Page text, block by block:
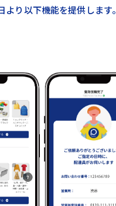
より以下機能を提供します。